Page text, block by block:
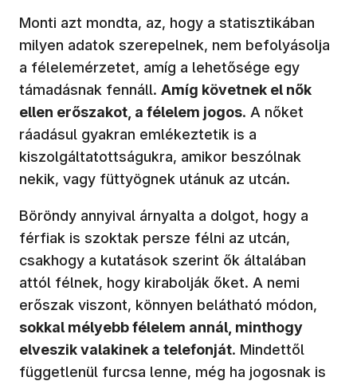
Monti azt mondta, az, hogy a statisztikában
milyen adatok szerepelnek, nem befolyásolja
a félelemérzetet, amíg a lehetősége egy
támadásnak fennáll. Amíg követnek el nők
ellen erőszakot, a félelem jogos. A nőket
ráadásul gyakran emlékeztetik is a
kiszolgáltatottságukra, amikor beszólnak
nekik, vagy füttyögnek utánuk az utcán.
Böröndy annyival árnyalta a dolgot, hogy a
férfiak is szoktak persze félni az utcán,
csakhogy a kutatások szerint ők általában
attól félnek, hogy kirabolják őket. A nemi
erőszak viszont, könnyen belátható módon,
sokkal mélyebb félelem annál, minthogy
elveszik valakinek a telefonját. Mindettől
függetlenül furcsa lenne, még ha jogosnak is